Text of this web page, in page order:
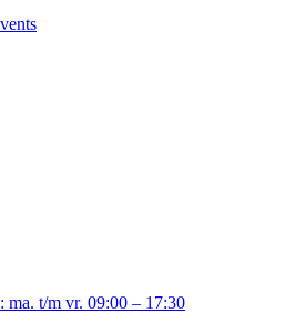
ma. t/m vr. 09:00 – 17:30